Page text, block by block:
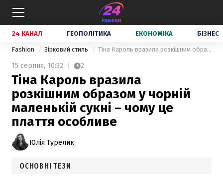
24 КАНАЛ ГЕОПОЛІТИКА ЕКОНОМІКА БІЗНЕС
Fashion Зірковий стиль Тіна Кароль вразила розкішним образом у чорній маленькій сукні – чому це плаття особливе
15 серпня, 10:32 2
Тіна Кароль вразила
розкішним образом у чорній
маленькій сукні – чому це
плаття особливе
Юлія Турелик
ОСНОВНІ ТЕЗИ